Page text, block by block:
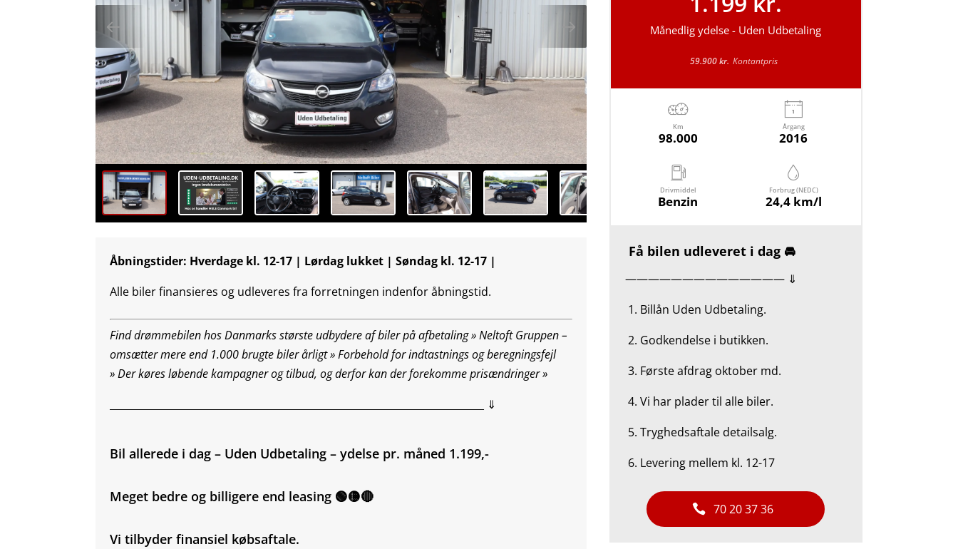
Åbningstider: Hverdage kl. 12-17 | Lørdag lukket | Søndag kl. 12-17 |
Alle biler finansieres og udleveres fra forretningen indenfor åbningstid.
Find drømmebilen hos Danmarks største udbydere af biler på afbetaling » Neltoft Gruppen –
omsætter mere end 1.000 brugte biler årligt » Forbehold for indtastnings og beregningsfejl
»Der køres løbende kampagner og tilbud, og derfor kan der forekomme prisændringer »
___________________________________________________________________________ ⇓
Bil allerede i dag – Uden Udbetaling – ydelse pr. måned 1.199,-
Meget bedre og billigere end leasing 🟢🟡🔴
Vi tilbyder finansiel købsaftale.
Månedlig ydelse - Uden Udbetaling
59.900 kr. Kontantpris
Km
98.000
Årgang
2016
Drivmiddel
Benzin
Forbrug (NEDC)
24,4 km/l
Få bilen udleveret i dag 🚘
—————————————— ⇓
1. Billån Uden Udbetaling.
2. Godkendelse i butikken.
3. Første afdrag oktober md.
4. Vi har plader til alle biler.
5. Tryghedsaftale detailsalg.
6. Levering mellem kl. 12-17
70 20 37 36